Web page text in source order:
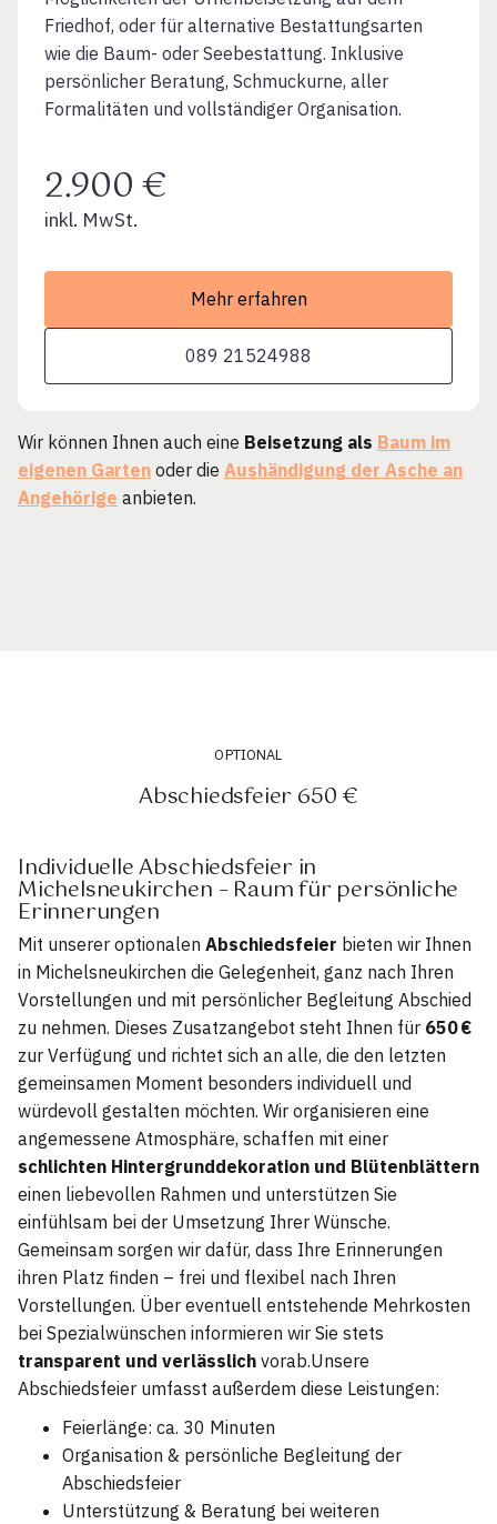
Friedhof, oder für alternative Bestattungsarten
wie die Baum- oder Seebestattung. Inklusive
persönlicher Beratung, Schmuckurne, aller
Formalitäten und vollständiger Organisation.
2.900 €
inkl. MwSt.
Mehr erfahren
089 21524988
Wir können Ihnen auch eine Beisetzung als Baum im
eigenen Garten oder die Aushändigung der Asche an
Angehörige anbieten.
OPTIONAL
Abschiedsfeier 650 €
Individuelle Abschiedsfeier in
Michelsneukirchen – Raum für persönliche
Erinnerungen
Mit unserer optionalen Abschiedsfeier bieten wir Ihnen
in Michelsneukirchen die Gelegenheit, ganz nach Ihren
Vorstellungen und mit persönlicher Begleitung Abschied
zu nehmen. Dieses Zusatzangebot steht Ihnen für 650 €
zur Verfügung und richtet sich an alle, die den letzten
gemeinsamen Moment besonders individuell und
würdevoll gestalten möchten. Wir organisieren eine
angemessene Atmosphäre, schaffen mit einer
schlichten Hintergrunddekoration und Blütenblättern
einen liebevollen Rahmen und unterstützen Sie
einfühlsam bei der Umsetzung Ihrer Wünsche.
Gemeinsam sorgen wir dafür, dass Ihre Erinnerungen
ihren Platz finden – frei und flexibel nach Ihren
Vorstellungen. Über eventuell entstehende Mehrkosten
bei Spezialwünschen informieren wir Sie stets
transparent und verlässlich vorab.Unsere
Abschiedsfeier umfasst außerdem diese Leistungen:
Feierlänge: ca. 30 Minuten
Organisation & persönliche Begleitung der
Abschiedsfeier
Unterstützung & Beratung bei weiteren